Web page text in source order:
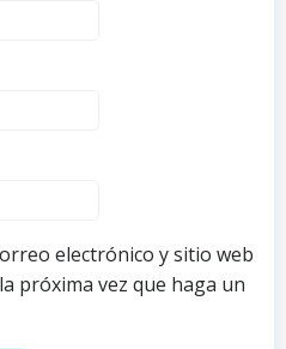
electrónico y sitio web
próxima vez que haga un